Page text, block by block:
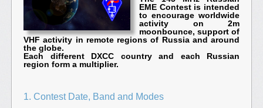
EME Contest is intended
to encourage worldwide
activity on 2m
moonbounce, support of
VHF activity in remote regions of Russia and around
the globe.
Each different DXCC country and each Russian
region form a multiplier.
1. Contest Date, Band and Modes